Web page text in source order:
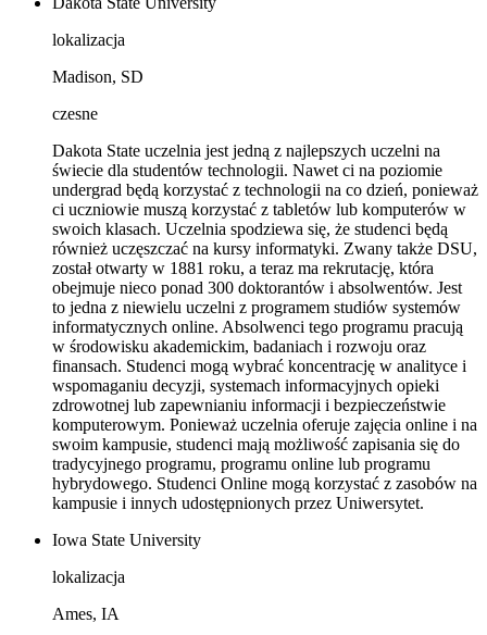
lokalizacja
Madison, SD
czesne
Dakota State uczelnia jest jedną z najlepszych uczelni na
świecie dla studentów technologii. Nawet ci na poziomie
undergrad będą korzystać z technologii na co dzień, ponieważ
ci uczniowie muszą korzystać z tabletów lub komputerów w
swoich klasach. Uczelnia spodziewa się, że studenci będą
również uczęszczać na kursy informatyki. Zwany także DSU,
został otwarty w 1881 roku, a teraz ma rekrutację, która
obejmuje nieco ponad 300 doktorantów i absolwentów. Jest
to jedna z niewielu uczelni z programem studiów systemów
informatycznych online. Absolwenci tego programu pracują
w środowisku akademickim, badaniach i rozwoju oraz
finansach. Studenci mogą wybrać koncentrację w analityce i
wspomaganiu decyzji, systemach informacyjnych opieki
zdrowotnej lub zapewnianiu informacji i bezpieczeństwie
komputerowym. Ponieważ uczelnia oferuje zajęcia online i na
swoim kampusie, studenci mają możliwość zapisania się do
tradycyjnego programu, programu online lub programu
hybrydowego. Studenci Online mogą korzystać z zasobów na
kampusie i innych udostępnionych przez Uniwersytet.
Iowa State University
lokalizacja
Ames, IA